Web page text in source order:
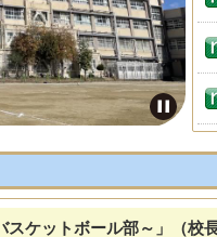
ケットボール部～」（校長